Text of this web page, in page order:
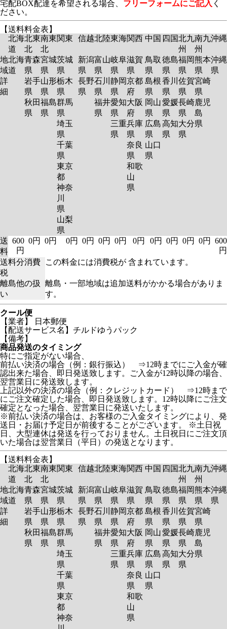
宅配BOX配達を希望される場合、 フリーフォームにご記入 く
ださい。
【送料料金表】
北海
道
北東
北
南東
北
関東 信越北陸東海関西 中国 四国北九
州
南九
州
沖縄
地
域
詳
細
北海
道
青森
県
岩手
県
秋田
県
宮城
県
山形
県
福島
県
茨城
県
栃木
県
群馬
県
埼玉
県
千葉
県
東京
都
神奈
川
県
山梨
県
新潟
県
長野
県
富山
県
石川
県
福井
県
岐阜
県
静岡
県
愛知
県
三重
県
滋賀
県
京都
府
大阪
府
兵庫
県
奈良
県
和歌
山
県
鳥取
県
島根
県
岡山
県
広島
県
山口
県
徳島
県
香川
県
愛媛
県
高知
県
福岡
県
佐賀
県
長崎
県
大分
県
熊本
県
宮崎
県
鹿児
島
県
沖縄
県
送
料
600
円
0円 0円 0円 0円 0円 0円 0円 0円 0円 0円 0円
600
円
送料分消費
税
この料金には消費税が 含まれています。
離島他の扱
い
離島・一部地域は追加送料がかかる場合がありま
す。
クール便
【業者】 日本郵便
【配送サービス名】チルドゆうパック
【備考】
商品発送のタイミング
特にご指定がない場合、
前払い決済の場合（例：銀行振込） ⇒12時までにご入金が確
認出来た場合、即日発送致します。ご入金が12時以降の場合、
翌営業日に発送致します。
上記以外の決済の場合（例：クレジットカード） ⇒12時まで
にご注文確定した場合、即日発送致します。12時以降にご注文
確定となった場合、翌営業日に発送いたします。
※前払い決済の場合は、お客様のご入金タイミングにより、発
送日・お届け予定日が前後することがございます。 ※土日祝
日、大型連休は発送を行っておりません。土日祝日にご注文頂
いた場合は翌営業日（平日）の発送となります。
【送料料金表】
北海
道
北東
北
南東
北
関東 信越北陸東海関西 中国 四国北九
州
南九
州
沖縄
地
域
詳
細
北海
道
青森
県
岩手
県
秋田
県
宮城
県
山形
県
福島
県
茨城
県
栃木
県
群馬
県
埼玉
県
千葉
県
東京
都
神奈
新潟
県
長野
県
富山
県
石川
県
福井
県
岐阜
県
静岡
県
愛知
県
三重
県
滋賀
県
京都
府
大阪
府
兵庫
県
奈良
県
和歌
山
県
鳥取
県
島根
県
岡山
県
広島
県
山口
県
徳島
県
香川
県
愛媛
県
高知
県
福岡
県
佐賀
県
長崎
県
大分
県
熊本
県
宮崎
県
鹿児
島
県
沖縄
県